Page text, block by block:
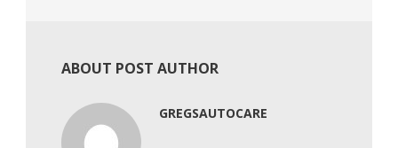
ABOUT POST AUTHOR
GREGSAUTOCARE